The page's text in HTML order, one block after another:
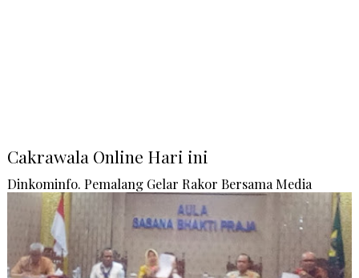
Cakrawala Online Hari ini
Dinkominfo. Pemalang Gelar Rakor Bersama Media